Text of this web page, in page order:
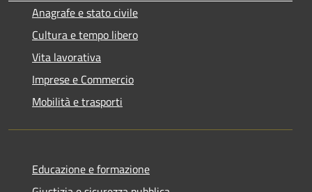
Anagrafe e stato civile
Cultura e tempo libero
Vita lavorativa
Imprese e Commercio
Mobilità e trasporti
Educazione e formazione